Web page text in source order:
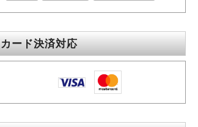
カード決済対応